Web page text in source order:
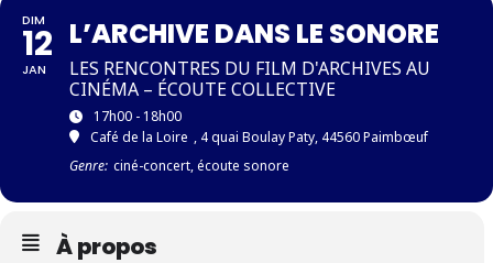
DIM
12
JAN
L’ARCHIVE DANS LE SONORE
LES RENCONTRES DU FILM D'ARCHIVES AU
CINÉMA – ÉCOUTE COLLECTIVE
17h00 - 18h00
Café de la Loire , 4 quai Boulay Paty, 44560 Paimbœuf
Genre: ciné-concert, écoute sonore
À propos